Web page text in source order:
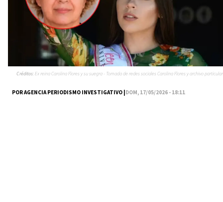
POR AGENCIA PERIODISMO INVESTIGATIVO |DOM, 17/05/2026 - 18:11
Créditos:Ex reina Carolina Flores y su suegra - Tomada de redes sociales Carolina Flores y archivo particular